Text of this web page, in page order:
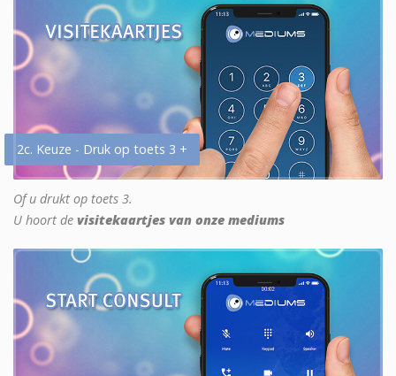
2c. Keuze - Druk op toets 3 +
Of u drukt op toets 3.
U hoort de visitekaartjes van onze mediums